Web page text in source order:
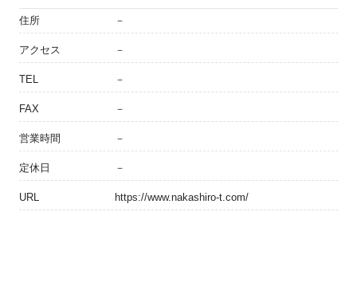
住所 －
アクセス －
TEL －
FAX －
営業時間 －
定休日 －
URL https://www.nakashiro-t.com/